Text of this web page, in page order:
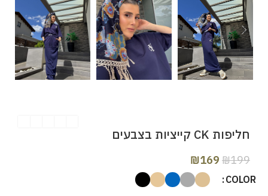
חליפות CK קייציות בצבעים
₪199
₪169
COLOR